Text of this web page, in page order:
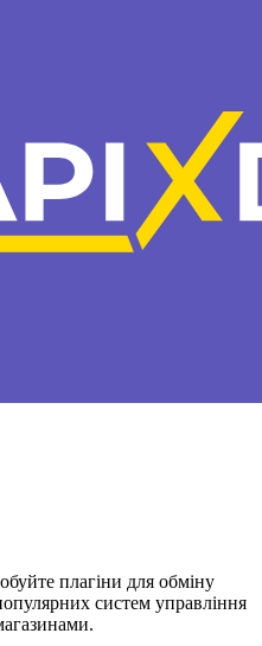
плагіни для обміну
систем управління